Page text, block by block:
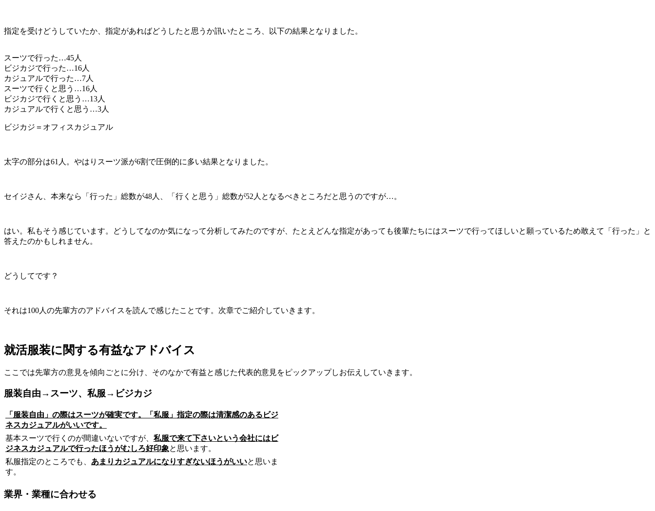
指定を受けどうしていたか、指定があればどうしたと思うか訊いたところ、以下の結果となりました。
スーツで行った…45人
ビジカジで行った…16人
カジュアルで行った…7人
スーツで行くと思う…16人
ビジカジで行くと思う…13人
カジュアルで行くと思う…3人
ビジカジ＝オフィスカジュアル
太字の部分は61人。やはりスーツ派が6割で圧倒的に多い結果となりました。
セイジさん、 本来なら「行った」総数が48人、「行くと思う」総数が52人となるべきところだと思うのですが…。
はい。私もそう感じています。どうしてなのか気になって分析してみたのですが、 たとえどんな指定があっても後輩たちにはスーツで行ってほしいと願っているため敢えて「行った」と
答えたのかも しれません。
どうしてです？
それは100人の先輩方のアドバイスを読んで感じたこと です。次章でご紹介していきます。
就活服装に関する有益なアドバイス
ここでは先輩方の意見を傾向ごとに分け、そのなかで有益と感じた代表的意見をピックアップしお伝えしていきます。
服装自由→スーツ、私服→ビジカジ
「服装自由」の際はスーツが確実です。「私服」指定の際は清潔感のあるビジ
ネスカジュアルがいいです。
基本スーツで行くのが間違いないですが、 私服で来て下さいという会社にはビ
ジネスカジュアルで行ったほうがむしろ好印象と思います。
私服指定のところでも、 あまりカジュアルになりすぎないほうがいいと思いま
す。
業界・業種に合わせる